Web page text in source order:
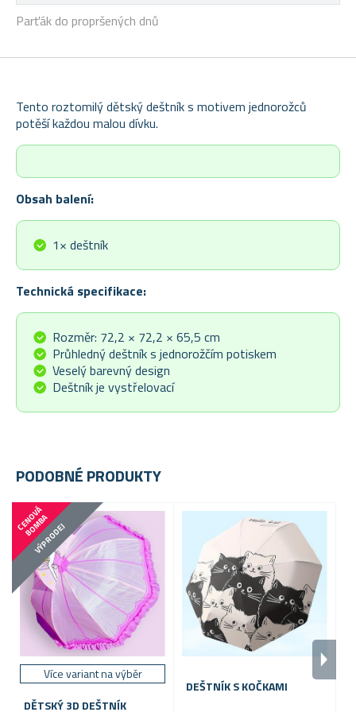
Parťák do propršených dnů
Tento roztomilý dětský deštník s motivem jednorožců
potěší každou malou dívku.
Obsah balení:
1× deštník
Technická specifikace:
Rozměr: 72,2 × 72,2 × 65,5 cm
Průhledný deštník s jednorožčím potiskem
Veselý barevný design
Deštník je vystřelovací
PODOBNÉ PRODUKTY
C
E
N
O
V
Á
B
O
M
B
A
VÝPRODEJ
Více variant na výběr
DĚTSKÝ 3D DEŠTNÍK
DEŠTNÍK S KOČKAMI